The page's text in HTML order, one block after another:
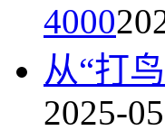
4000
从“打
2025-